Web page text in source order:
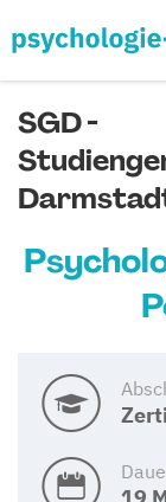
SGD -